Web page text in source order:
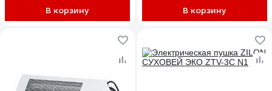
В корзину В корзину